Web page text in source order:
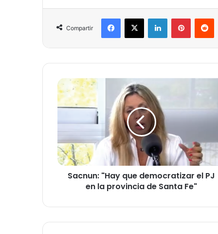
Compartir
S
a
c
u
:
"
H
u
Sacnun: "Hay que democratizar el PJ
en la provincia de Santa Fe"